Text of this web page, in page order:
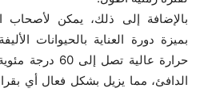
بالإضافة إلى ذلك، يمكن لأصحاب
بميزة دورة العناية بالحيوانات
حرارة عالية